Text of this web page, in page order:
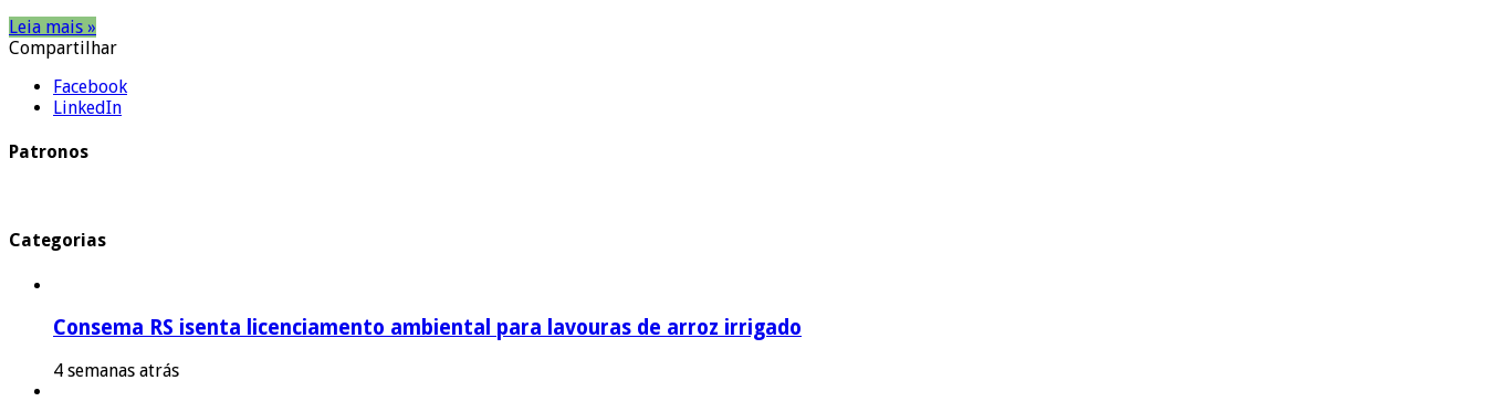
Leia mais »
Compartilhar
Facebook
LinkedIn
Patronos
Categorias
Consema RS isenta licenciamento ambiental para lavouras de arroz irrigado
4 semanas atrás